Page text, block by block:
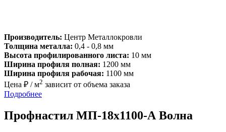
Производитель: Центр Металлокровли
Толщина металла: 0,4 - 0,8 мм
Высота профилированного листа: 10 мм
Ширина профиля полная: 1200 мм
Ширина профиля рабочая: 1100 мм
Цена ₽ / м2 зависит от объема заказа
Подробнее
Профнастил МП-18х1100-А Волна